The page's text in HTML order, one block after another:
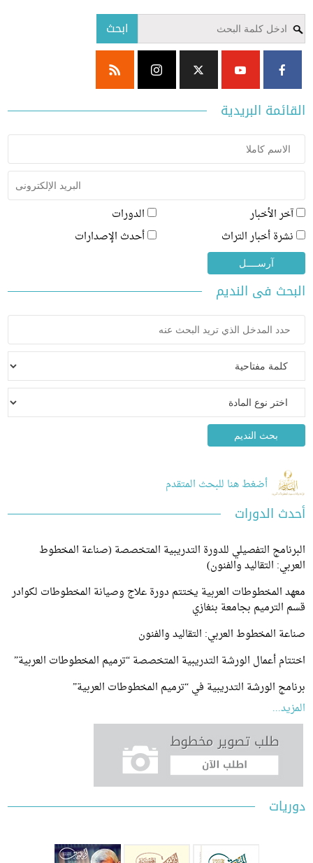
البريدية
الأخبار
الدورات
أخبار التراث
أحدث الإصدارات
فى النديم
أضغط هنا للبحث المتقدم
الدورات
التفصيلي للدورة التدريبية المتخصصة (صناعة المخطوط
التقاليد والفنون)
المخطوطات العربية يختتم دورة علاج وصيانة المخطوطات لكوادر
بجامعة بنغازي
المخطوط العربي: التقاليد والفنون
أعمال الورشة التدريبية المتخصصة “ترميم المخطوطات العربية”
الورشة التدريبية في “ترميم المخطوطات العربية”